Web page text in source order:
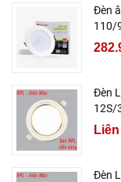
Đèn
110/
Đèn
12S/
Đèn